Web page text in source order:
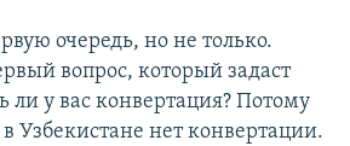
очередь, но не только.
вопрос, который задаст
ли у вас конвертация? Потому
Узбекистане нет конвертации.